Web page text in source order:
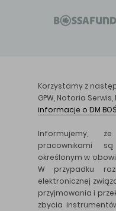
Korzystamy z
GPW, Notoria Serwis,
informacje o DM BOŚ
Informujemy,
pracownikami
określonym w
W przypadku
elektronicznej
przyjmowania i
zbycia